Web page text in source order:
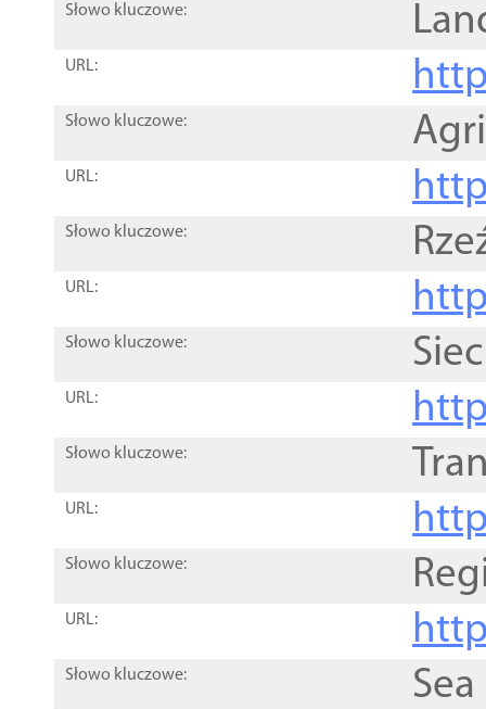
Słowo kluczowe:
URL:
Słowo kluczowe:
URL:
Słowo kluczowe:
URL:
Słowo kluczowe:
URL:
Słowo kluczowe:
URL:
Słowo kluczowe:
URL:
Słowo kluczowe: